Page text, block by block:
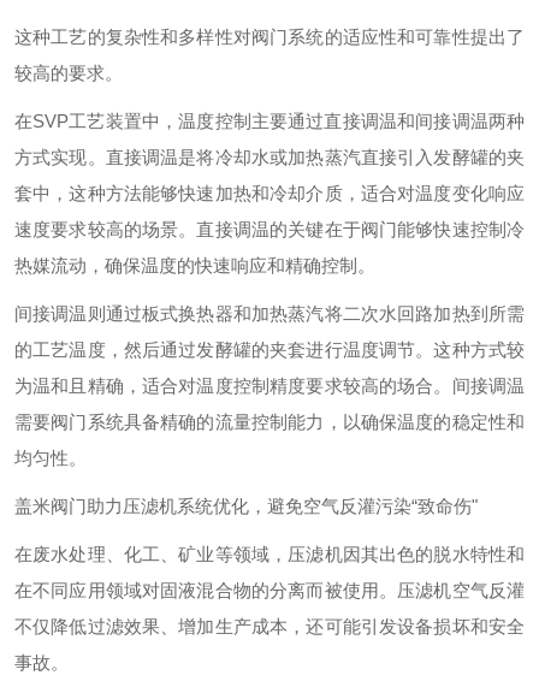
这种工艺的复杂性和多样性对阀门系统的适应性和可靠性提出了
较高的要求。
在SVP工艺装置中，温度控制主要通过直接调温和间接调温两种
方式实现。直接调温是将冷却水或加热蒸汽直接引入发酵罐的夹
套中，这种方法能够快速加热和冷却介质，适合对温度变化响应
速度要求较高的场景。直接调温的关键在于阀门能够快速控制冷
热媒流动，确保温度的快速响应和精确控制。
间接调温则通过板式换热器和加热蒸汽将二次水回路加热到所需
的工艺温度，然后通过发酵罐的夹套进行温度调节。这种方式较
为温和且精确，适合对温度控制精度要求较高的场合。间接调温
需要阀门系统具备精确的流量控制能力，以确保温度的稳定性和
均匀性。
盖米阀门助力压滤机系统优化，避免空气反灌污染“致命伤"
在废水处理、化工、矿业等领域，压滤机因其出色的脱水特性和
在不同应用领域对固液混合物的分离而被使用。压滤机空气反灌
不仅降低过滤效果、增加生产成本，还可能引发设备损坏和安全
事故。